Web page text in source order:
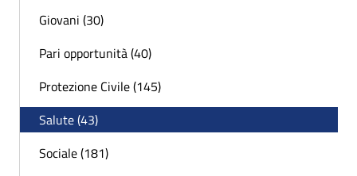
Giovani (30)
Pari opportunità (40)
Protezione Civile (145)
Salute (43)
Sociale (181)